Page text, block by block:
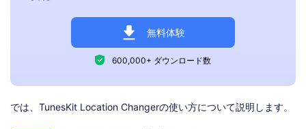
無料体験
600,000+ ダウンロード数
では、TunesKit Location Changerの使い方について説明します。